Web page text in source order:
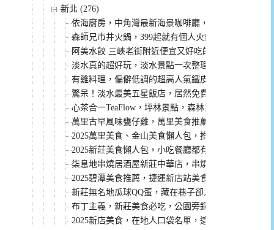
新北 (276)
依海廚房，中角灣最新海景咖啡廳，飲料好喝景觀超
森師兄市井火鍋，399起就有個人火鍋自助吧吃到飽
阿美水餃 三峽老街附近便宜又好吃的水餃(菜單)
淡水真的超好玩，淡水景點一次整理給你！
有雞料理，偏僻低調的超高人氣鐵皮屋土雞城，沒有
驚呆！淡水最美五星飯店，居然免費招待小孩入住，
心茶合一TeaFlow，坪林景點，森林系咖啡廳，來個
萬里古早風味甕仔雞，萬里美食推薦，桌菜菜單CP值
2025萬里美食、金山美食懶人包，推薦必吃的都在這
2025新莊美食懶人包，小吃餐廳都有，看這篇讓你吃
柒息地串燒居酒屋新莊中華店，串燒19元起就有，破
2025碧潭美食推薦，捷運新店站美食懶人包！
新莊無名地瓜球QQ蛋，藏在巷子卻人氣評價都高的
布丁主義，新莊美食必吃，公園旁銅板價格在地人都
2025新店美食，在地人口袋名單，這10家新店必吃美